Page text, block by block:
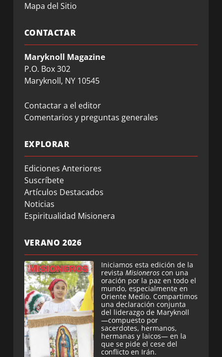
Mapa del Sitio
CONTACTAR
Maryknoll Magazine
P.O. Box 302
Maryknoll, NY 10545
Contactar a el editor
Comentarios y preguntas generales
EXPLORAR
Ediciones Anteriores
Suscríbete
Artículos Destacados
Noticias
Espiritualidad Misionera
VERANO 2026
Iniciamos esta edición de la
revista Misioneros con una
oración por la paz en todo el
mundo, especialmente en
Oriente Medio. Compartimos
una declaración conjunta
del liderazgo de Maryknoll
—compuesto por
sacerdotes, hermanos,
hermanas y laicos— en la
que se pide el cese del
conflicto en Irán.